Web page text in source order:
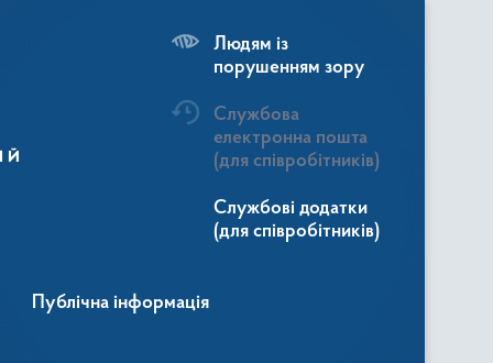
Людям із
порушенням зору
Службова
електронна пошта
(для співробітників)
Службові додатки
(для співробітників)
Публічна інформація